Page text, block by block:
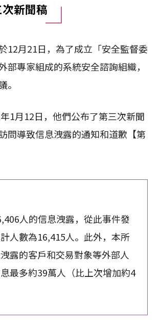
新聞稿
12月21日，為了成立「安全監督委
部專家組成的系統安全諮詢組織，
。
1月12日，他們公布了第三次新聞
問導致信息洩露的通知和道歉【第
人的信息洩露，從此事件發
人數為16,415人。此外，本所
露的客戶和交易對象等外部人
最多約39萬人（比上次增加約4